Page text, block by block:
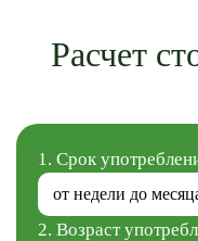
Расчет
1. Срок
2. Возраст